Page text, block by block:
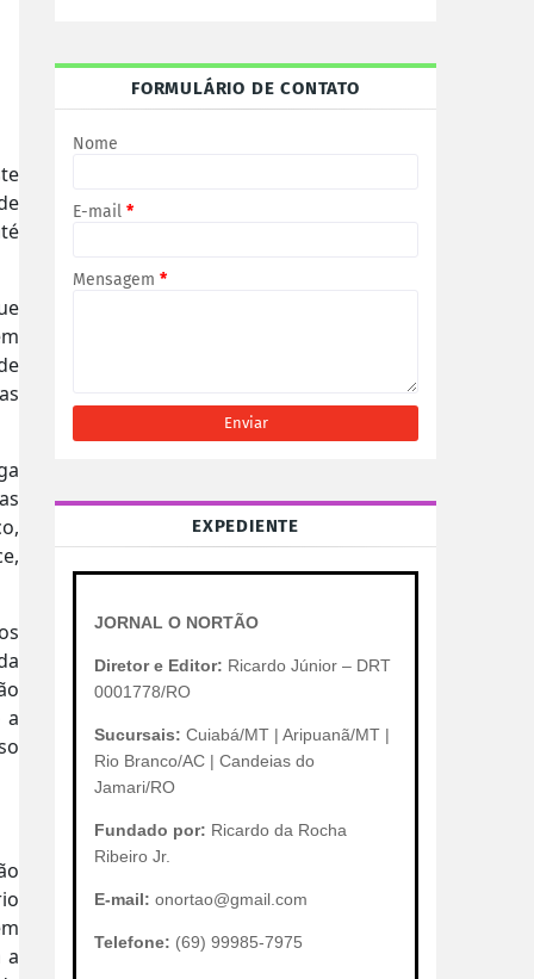
a
a
FORMULÁRIO DE CONTATO
Nome
E-mail *
Mensagem *
EXPEDIENTE
JORNAL O NORTÃO
Diretor e Editor: Ricardo Júnior – DRT
0001778/RO
Sucursais: Cuiabá/MT | Aripuanã/MT |
Rio Branco/AC | Candeias do
Jamari/RO
Fundado por: Ricardo da Rocha
Ribeiro Jr.
E-mail: onortao@gmail.com
Telefone: (69) 99985-7975